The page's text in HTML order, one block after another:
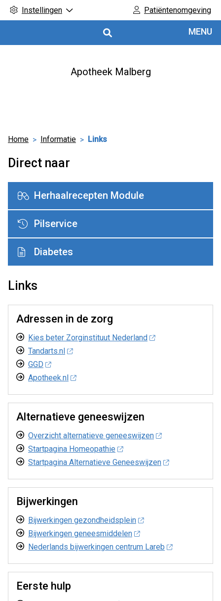
Instellingen Patiëntenomgeving
MENU
Apotheek Malberg
Home Informatie Links
Links
Adressen in de zorg
Kies beter Zorginstituut Nederland
Tandarts.nl
GGD
Apotheek.nl
Alternatieve geneeswijzen
Overzicht alternatieve geneeswijzen
Startpagina Homeopathie
Startpagina Alternatieve Geneeswijzen
Bijwerkingen
Bijwerkingen gezondheidsplein
Bijwerkingen geneesmiddelen
Nederlands bijwerkingen centrum Lareb
Eerste hulp
Direct naar
Herhaalrecepten Module
Pilservice
Diabetes